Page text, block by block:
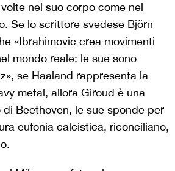
nel suo corpo come nel
Se lo scrittore svedese Björn
«Ibrahimovic crea movimenti
mondo reale: le sue sono
se Haaland rappresenta la
metal, allora Giroud è una
Beethoven, le sue sponde per
eufonia calcistica, riconciliano,